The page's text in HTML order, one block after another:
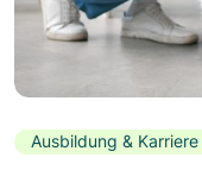
Ausbildung & Karriere